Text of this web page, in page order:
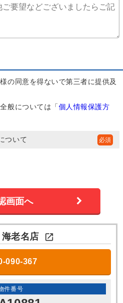
の同意を得ないで第三者に提供及
般については「個人情報保護方
ついて
海老名店 
090-367
件番号